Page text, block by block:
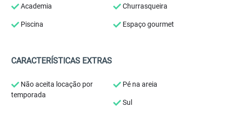
Academia Churrasqueira
Piscina Espaço gourmet
CARACTERÍSTICAS EXTRAS
Não aceita locação por
temporada
Pé na areia
Sul